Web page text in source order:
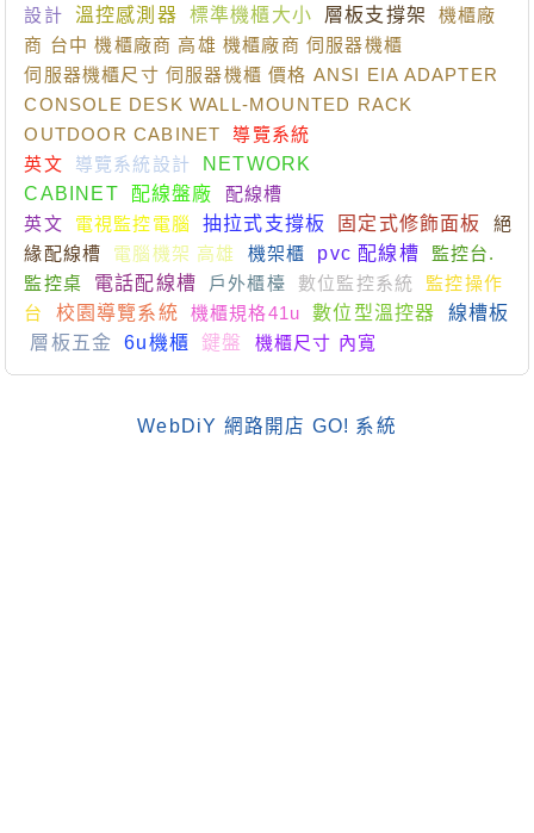
設計 溫控感測器 標準機櫃大小 層板支撐架
機櫃廠
商 台中 機櫃廠商 高雄 機櫃廠商 伺服器機櫃
伺服器機櫃尺寸 伺服器機櫃 價格 ANSI EIA ADAPTER
CONSOLE DESK WALL-MOUNTED RACK
OUTDOOR CABINET
導覽系統
英文
導覽系統設計
NETWORK
CABINET
配線盤廠
配線槽
英文
電視監控電腦 抽拉式支撐板 固定式修飾面板
絕
緣配線槽
電腦機架 高雄 機架櫃 pvc 配線槽
監控台.
監控桌
電話配線槽 戶外櫃檯 數位監控系統
監控操作
台
校園導覽系統 機櫃規格41u 數位型溫控器
線槽板
層板五金
6u機櫃 鍵盤 機櫃尺寸 內寬
WebDiY 網路開店 GO! 系統